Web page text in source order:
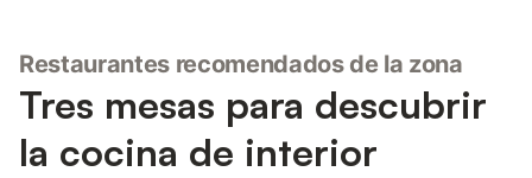
Restaurantes recomendados de la zona
Tres mesas para descubrir
la cocina de interior